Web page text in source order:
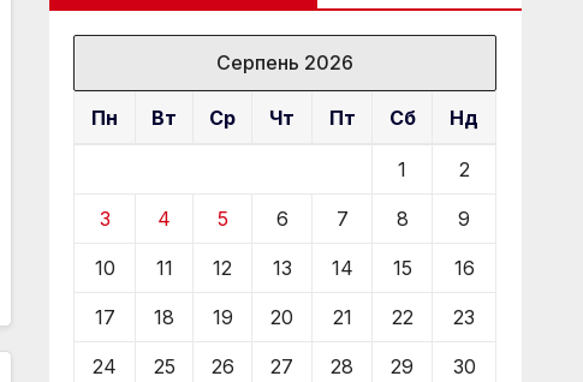
Серпень 2026
Пн Вт Ср Чт Пт Сб Нд
1 2
3 4 5 6 7 8 9
10 11 12 13 14 15 16
17 18 19 20 21 22 23
24 25 26 27 28 29 30